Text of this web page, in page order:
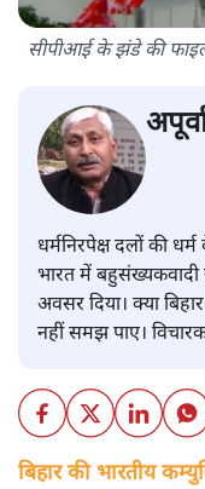
सीपीआई के झंडे की
धर्मनिरपेक्ष दलों की
भारत में बहुसंख्यकवादी
अवसर दिया। क्या
नहीं समझ पाए।
बिहार की भारतीय